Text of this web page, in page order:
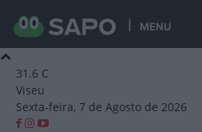
MENU
31.6 C
Viseu
Sexta-feira, 7 de Agosto de 2026